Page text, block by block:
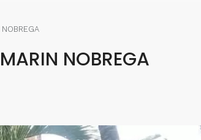
NOBREGA
NOBREGA